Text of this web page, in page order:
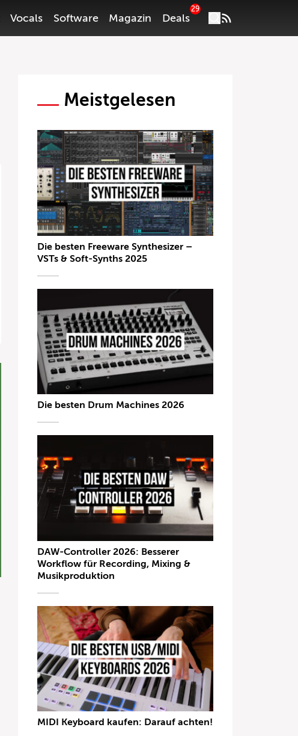
Vocals Software Magazin Deals
29
Meistgelesen
Die besten Freeware Synthesizer –
VSTs & Soft-Synths 2025
Die besten Drum Machines 2026
DAW-Controller 2026: Besserer
Workflow für Recording, Mixing &
Musikproduktion
MIDI Keyboard kaufen: Darauf achten!